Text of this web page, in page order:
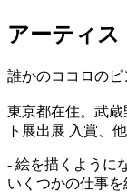
アーティス
誰かのココロのピ
東京都在住。武
ト展出展 入賞、
- 絵を描くように
いくつかの仕事